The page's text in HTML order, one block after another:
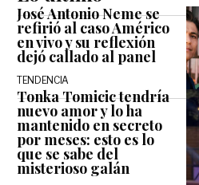
José Antonio Neme se
refirió al caso Américo
en vivo y su reflexión
dejó callado al panel
TENDENCIA
Tonka Tomicic tendría
nuevo amor y lo ha
mantenido en secreto
por meses: esto es lo
que se sabe del
misterioso galán